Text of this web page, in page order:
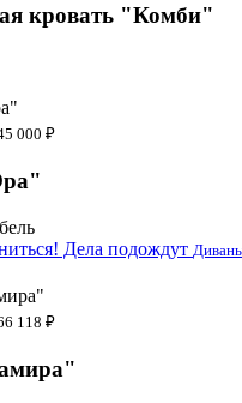
кровать "Комби"
000 ₽
118 ₽